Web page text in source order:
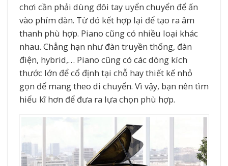
chơi cần phải dùng đôi tay uyển chuyển để ấn
vào phím đàn. Từ đó kết hợp lại để tạo ra âm
thanh phù hợp. Piano cũng có nhiều loại khác
nhau. Chẳng hạn như đàn truyền thống, đàn
điện, hybrid,… Piano cũng có các dòng kích
thước lớn để cổ định tại chỗ hay thiết kế nhỏ
gọn để mang theo di chuyển. Vì vậy, bạn nên tìm
hiểu kĩ hơn để đưa ra lựa chọn phù hợp.